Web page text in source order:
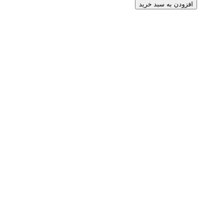
افزودن به سبد خرید